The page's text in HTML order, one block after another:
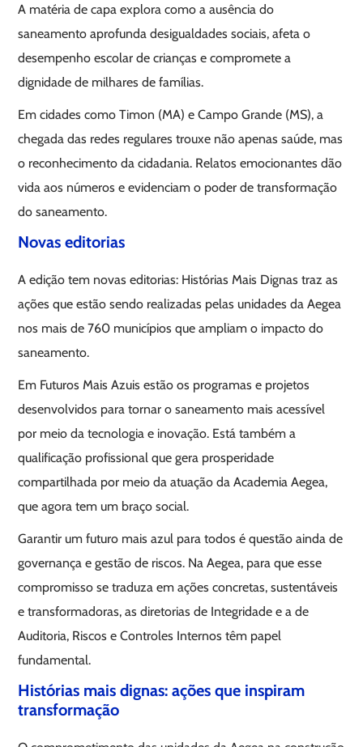
A matéria de capa explora como a ausência do
saneamento aprofunda desigualdades sociais, afeta o
desempenho escolar de crianças e compromete a
dignidade de milhares de famílias.
Em cidades como Timon (MA) e Campo Grande (MS), a
chegada das redes regulares trouxe não apenas saúde, mas
o reconhecimento da cidadania. Relatos emocionantes dão
vida aos números e evidenciam o poder de transformação
do saneamento.
Novas editorias
A edição tem novas editorias: Histórias Mais Dignas traz as
ações que estão sendo realizadas pelas unidades da Aegea
nos mais de 760 municípios que ampliam o impacto do
saneamento.
Em Futuros Mais Azuis estão os programas e projetos
desenvolvidos para tornar o saneamento mais acessível
por meio da tecnologia e inovação. Está também a
qualificação profissional que gera prosperidade
compartilhada por meio da atuação da Academia Aegea,
que agora tem um braço social.
Garantir um futuro mais azul para todos é questão ainda de
governança e gestão de riscos. Na Aegea, para que esse
compromisso se traduza em ações concretas, sustentáveis
e transformadoras, as diretorias de Integridade e a de
Auditoria, Riscos e Controles Internos têm papel
fundamental.
Histórias mais dignas: ações que inspiram
transformação